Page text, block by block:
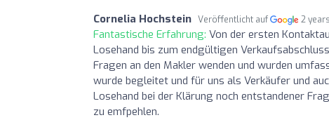
Cornelia Hochstein Veröffentlicht auf 2
Fantastische Erfahrung: Von der ersten
Losehand bis zum endgültigen
Fragen an den Makler wenden und wurden
wurde begleitet und für uns als Verkäufer und
Losehand bei der Klärung noch entstandener
zu emfpehlen.